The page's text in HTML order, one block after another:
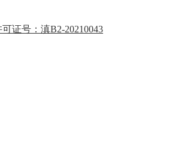
证号：滇B2-20210043